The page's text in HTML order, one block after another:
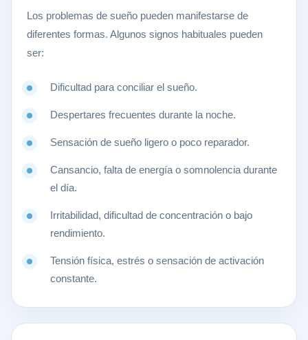
Los problemas de sueño pueden manifestarse de
diferentes formas. Algunos signos habituales pueden
ser:
Dificultad para conciliar el sueño.
Despertares frecuentes durante la noche.
Sensación de sueño ligero o poco reparador.
Cansancio, falta de energía o somnolencia durante
el día.
Irritabilidad, dificultad de concentración o bajo
rendimiento.
Tensión física, estrés o sensación de activación
constante.